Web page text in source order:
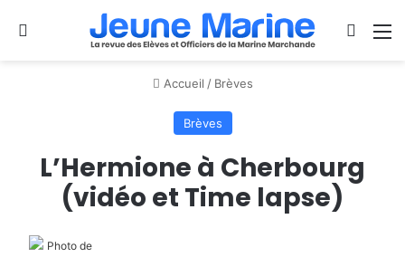
Se connecter
Accueil / Brèves
Brèves
L’Hermione à Cherbourg
(vidéo et Time lapse)